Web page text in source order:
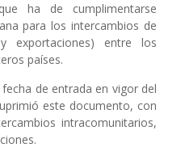
ha de cumplimentarse
para los intercambios de
exportaciones) entre los
países.
de entrada en vigor del
este documento, con
intracomunitarios,